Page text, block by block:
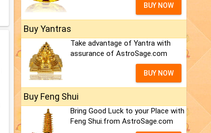
BUY NOW
Buy Yantras
Take advantage of Yantra with
assurance of AstroSage.com
BUY NOW
Buy Feng Shui
Bring Good Luck to your Place with
Feng Shui.from AstroSage.com